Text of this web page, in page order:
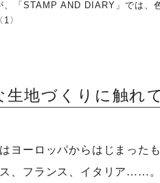
、「STAMP AND DIARY」では、
〉
地づくりに触れて
ヨーロッパからはじまった
、フランス、イタリア……。